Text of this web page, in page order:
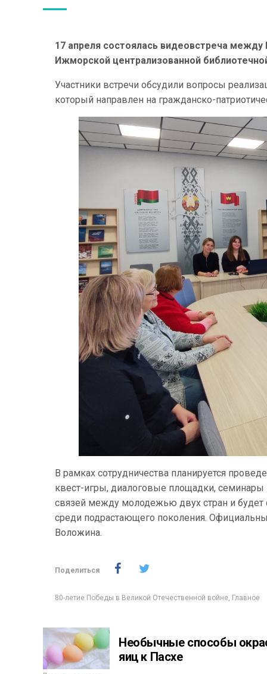
17 апреля состоялась видеовстреча
Ижморской централизованной
Участники встречи обсудили вопросы
который направлен на гражданско-
В рамках сотрудничества планируется
квест-игры, диалоговые площадки,
связей между молодежью двух стран и будет
среди подрастающего поколения.
Воложина.
Поделиться
80-летие Победы в Великой Отечественной войне, Главное
Необычные способы
яиц к Пасхе